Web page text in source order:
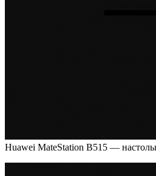
Huawei MateStation B515 —